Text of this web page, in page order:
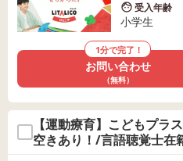
受入年齢
小学生
1分で完了！
お問い合わせ
（無料）
【運動療育】こどもプ
空きあり！/言語聴覚士在